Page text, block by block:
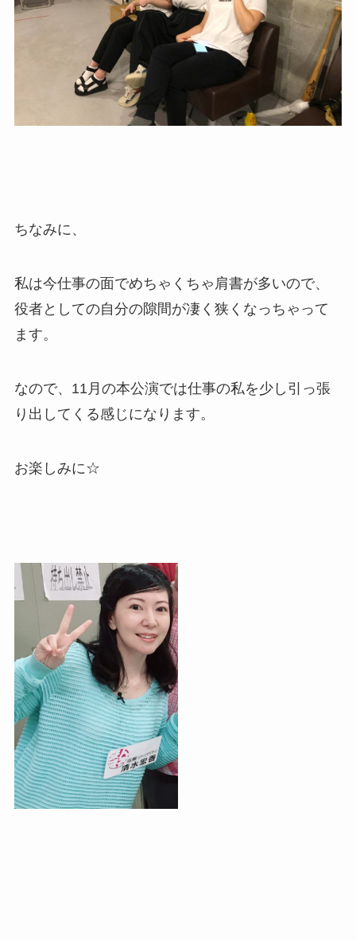
ちなみに、
私は今仕事の面でめちゃくちゃ肩書が多いので、
役者としての自分の隙間が凄く狭くなっちゃって
ます。
なので、11月の本公演では仕事の私を少し引っ張
り出してくる感じになります。
お楽しみに☆